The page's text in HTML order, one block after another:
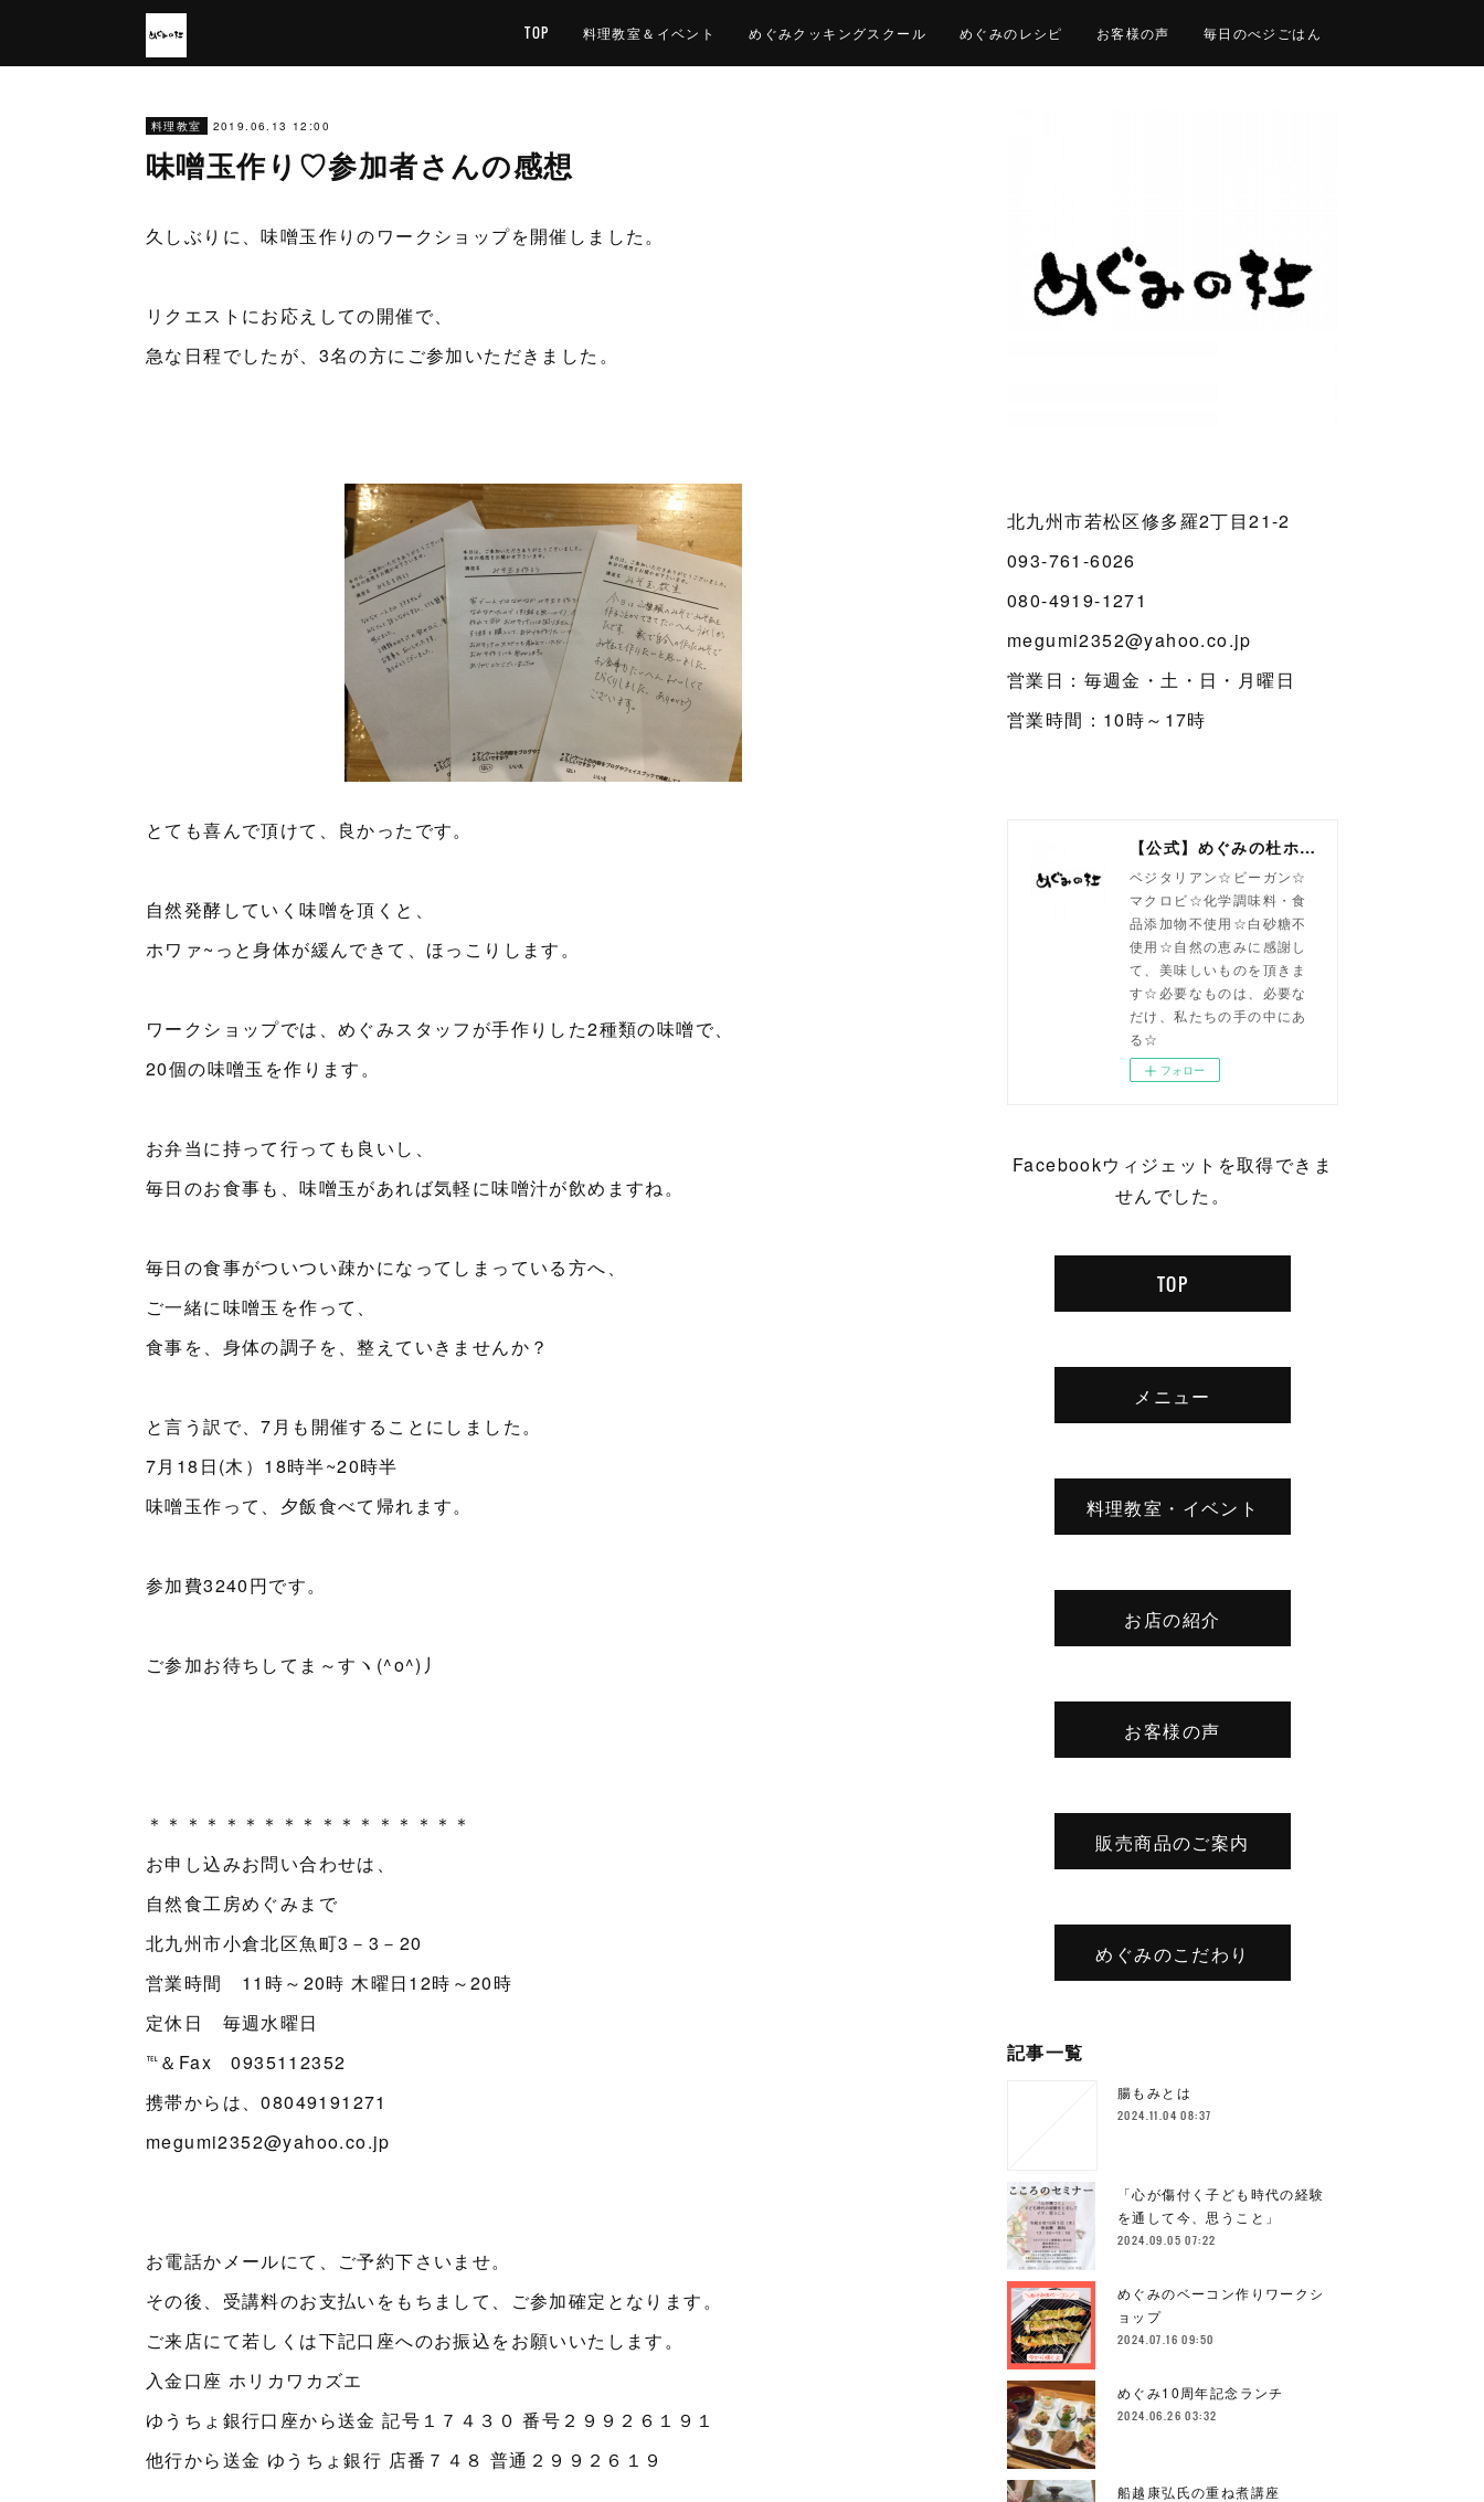
TOP 料理教室＆イベント めぐみクッキングスクール めぐみのレシピ お客様の声 毎日のべジごはん
料理教室 2019.06.13 12:00
味噌玉作り♡参加者さんの感想
久しぶりに、味噌玉作りのワークショップを開催しました。
リクエストにお応えしての開催で、
急な日程でしたが、3名の方にご参加いただきました。
とても喜んで頂けて、良かったです。
自然発酵していく味噌を頂くと、
ホワァ~っと身体が緩んできて、ほっこりします。
ワークショップでは、めぐみスタッフが手作りした2種類の味噌で、
20個の味噌玉を作ります。
お弁当に持って行っても良いし、
毎日のお食事も、味噌玉があれば気軽に味噌汁が飲めますね。
毎日の食事がついつい疎かになってしまっている方へ、
ご一緒に味噌玉を作って、
食事を、身体の調子を、整えていきませんか？
と言う訳で、7月も開催することにしました。
7月18日(木）18時半~20時半
味噌玉作って、夕飯食べて帰れます。
参加費3240円です。
ご参加お待ちしてま～すヽ(^o^)丿
＊＊＊＊＊＊＊＊＊＊＊＊＊＊＊＊＊
お申し込みお問い合わせは、
自然食工房めぐみまで
北九州市小倉北区魚町3－3－20
営業時間 11時～20時 木曜日12時～20時
定休日 毎週水曜日
℡＆Fax 0935112352
携帯からは、08049191271
megumi2352@yahoo.co.jp
お電話かメールにて、ご予約下さいませ。
その後、受講料のお支払いをもちまして、ご参加確定となります。
ご来店にて若しくは下記口座へのお振込をお願いいたします。
入金口座 ホリカワカズエ
ゆうちょ銀行口座から送金 記号１７４３０ 番号２９９２６１９１
他行から送金 ゆうちょ銀行 店番７４８ 普通２９９２６１９
北九州市若松区修多羅2丁目21-2
093-761-6026
080-4919-1271
megumi2352@yahoo.co.jp
営業日：毎週金・土・日・月曜日
営業時間：10時～17時
【公式】めぐみの杜ホームページ(旧自然食工房）
ベジタリアン☆ビーガン☆
マクロビ☆化学調味料・食
品添加物不使用☆白砂糖不
使用☆自然の恵みに感謝し
て、美味しいものを頂きま
す☆必要なものは、必要な
だけ、私たちの手の中にあ
る☆
フォロー
Facebookウィジェットを取得できま
せんでした。
TOP
メニュー
料理教室・イベント
お店の紹介
お客様の声
販売商品のご案内
めぐみのこだわり
記事一覧
腸もみとは
2024.11.04 08:37
「心が傷付く子ども時代の経験
を通して今、思うこと」
2024.09.05 07:22
めぐみのベーコン作りワークシ
ョップ
2024.07.16 09:50
めぐみ10周年記念ランチ
2024.06.26 03:32
船越康弘氏の重ね煮講座